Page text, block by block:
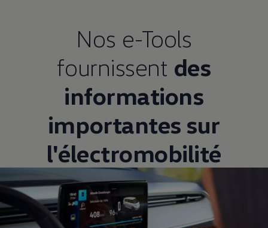
Nos e-Tools
fournissent des
informations
importantes sur
l'électromobilité